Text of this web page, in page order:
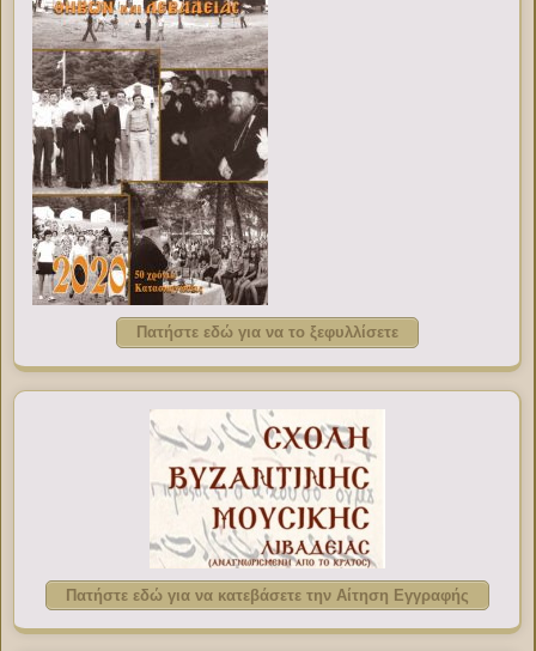
Πατήστε εδώ για να το ξεφυλλίσετε
Πατήστε εδώ για να κατεβάσετε την Αίτηση Εγγραφής